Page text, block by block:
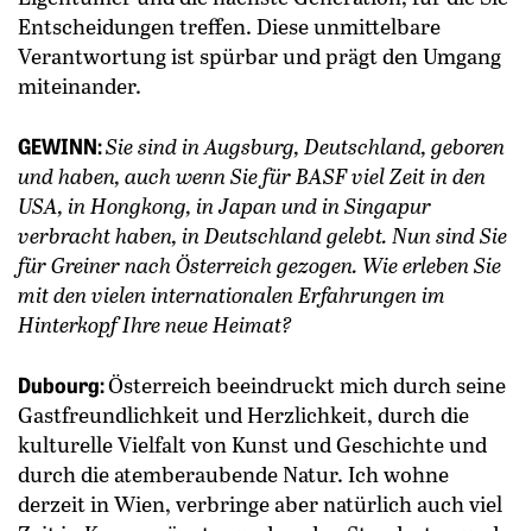
Entscheidungen treffen. Diese unmittelbare
Verantwortung ist spürbar und prägt den Umgang
miteinander.
GEWINN:Sie sind in Augsburg, Deutschland, geboren
und haben, auch wenn Sie für BASF viel Zeit in den
USA, in Hongkong, in Japan und in Singapur
verbracht haben, in Deutschland gelebt. Nun sind Sie
für Greiner nach Österreich gezogen. Wie erleben Sie
mit den vielen internationalen Erfahrungen im
Hinterkopf Ihre neue Heimat?
Dubourg:Österreich beeindruckt mich durch seine
Gastfreundlichkeit und Herzlichkeit, durch die
kulturelle Vielfalt von Kunst und Geschichte und
durch die atemberaubende Natur. Ich wohne
derzeit in Wien, verbringe aber natürlich auch viel